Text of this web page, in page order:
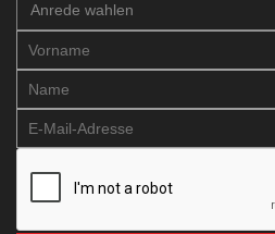
Anrede wahlen